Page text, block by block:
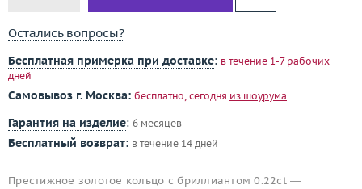
Остались вопросы?
Бесплатная примерка при доставке: в течение 1-7 рабочих
дней
Самовывоз г. Москва: бесплатно, сегодня из шоурума
Гарантия на изделие: 6 месяцев
Бесплатный возврат: в течение 14 дней
Престижное золотое кольцо с бриллиантом 0.22ct —